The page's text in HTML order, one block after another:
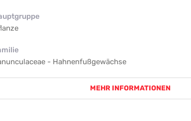
- Hahnenfußgewächse
MEHR INFORMATIONEN